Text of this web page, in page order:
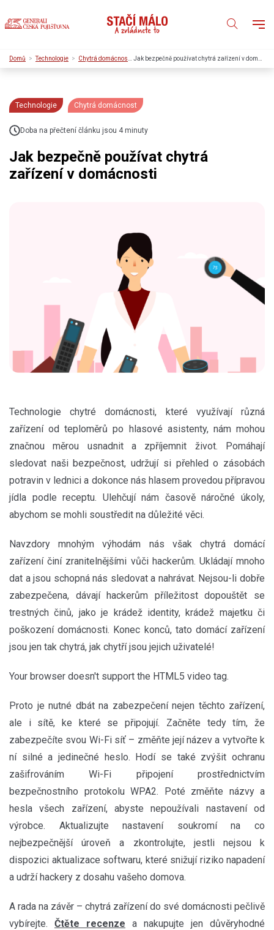
Domů Technologie
Technologie Chytrá domácnost
Doba na přečtení článku jsou 4 minuty
Jak bezpečně používat chytrá
zařízení v domácnosti
Technologie chytré domácnosti, které využívají různá
zařízení od teploměrů po hlasové asistenty, nám mohou
značnou měrou usnadnit a zpříjemnit život. Pomáhají
sledovat naši bezpečnost, udržují si přehled o zásobách
potravin v lednici a dokonce nás hlasem provedou přípravou
jídla podle receptu. Ulehčují nám časově náročné úkoly,
abychom se mohli soustředit na důležité věci.
Navzdory mnohým výhodám nás však chytrá domácí
zařízení činí zranitelnějšími vůči hackerům. Ukládají mnoho
dat a jsou schopná nás sledovat a nahrávat. Nejsou-li dobře
zabezpečena, dávají hackerům příležitost dopouštět se
trestných činů, jako je krádež identity, krádež majetku či
poškození domácnosti. Konec konců, tato domácí zařízení
jsou jen tak chytrá, jak chytří jsou jejich uživatelé!
Your browser doesn't support the HTML5 video tag.
Proto je nutné dbát na zabezpečení nejen těchto zařízení,
ale i sítě, ke které se připojují. Začněte tedy tím, že
zabezpečíte svou Wi-Fi síť – změňte její název a vytvořte k
ní silné a jedinečné heslo. Hodí se také zvýšit ochranu
zašifrováním Wi-Fi připojení prostřednictvím
bezpečnostního protokolu WPA2. Poté změňte názvy a
hesla všech zařízení, abyste nepoužívali nastavení od
výrobce. Aktualizujte nastavení soukromí na co
nejbezpečnější úroveň a zkontrolujte, jestli nejsou k
dispozici aktualizace softwaru, které snižují riziko napadení
a udrží hackery z dosahu vašeho domova.
A rada na závěr – chytrá zařízení do své domácnosti pečlivě
vybírejte. Čtěte recenze a nakupujte jen důvěryhodné